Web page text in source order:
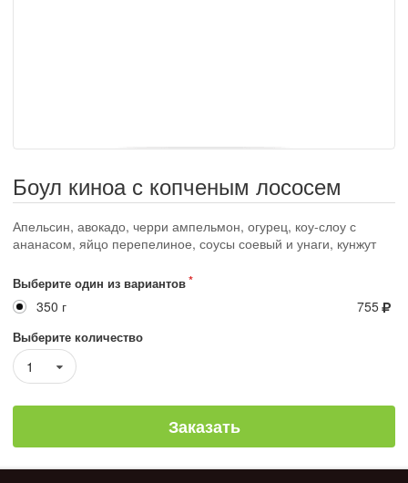
Боул киноа с копченым лососем
Апельсин, авокадо, черри ампельмон, огурец, коу-слоу с
ананасом, яйцо перепелиное, соусы соевый и унаги, кунжут
Выберите один из вариантов
350 г 755
Выберите количество
1
Заказать